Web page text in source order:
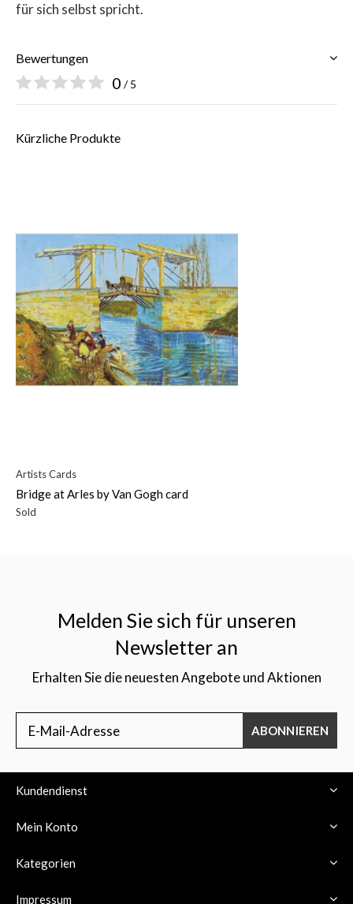
für sich selbst spricht.
Bewertungen
0 / 5
Kürzliche Produkte
Artists Cards
Bridge at Arles by Van Gogh card
Sold
Melden Sie sich für unseren
Newsletter an
Erhalten Sie die neuesten Angebote und Aktionen
ABONNIEREN
Kundendienst
Mein Konto
Kategorien
Impressum